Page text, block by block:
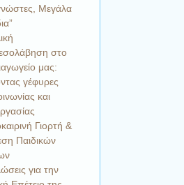
Μεγάλα
στο
μας:
γέφυρες
και
Γιορτή &
Παιδικών
για την